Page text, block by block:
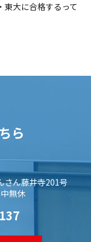
東大に合格するって
ら
さん藤井寺201号
無休